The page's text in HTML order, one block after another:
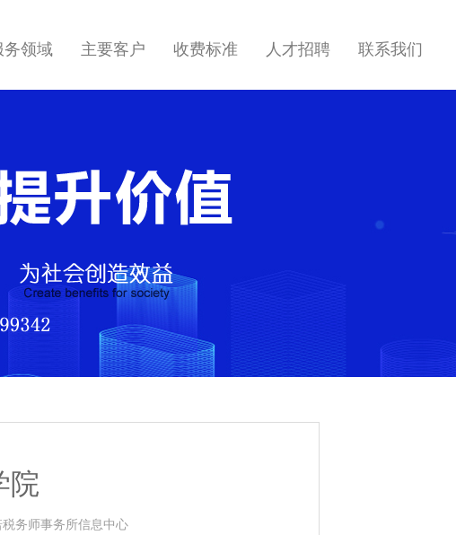
务领域 主要客户 收费标准 人才招聘 联系我们
院
务师事务所信息中心